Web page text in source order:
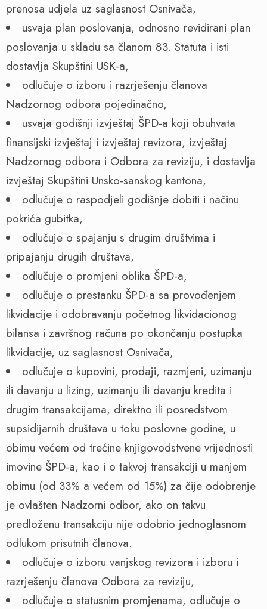
prenosa udjela uz saglasnost Osnivača,
usvaja plan poslovanja, odnosno revidirani plan
poslovanja u skladu sa članom 83. Statuta i isti
dostavlja Skupštini USK-a,
odlučuje o izboru i razrješenju članova
Nadzornog odbora pojedinačno,
usvaja godišnji izvještaj ŠPD-a koji obuhvata
finansijski izvještaj i izvještaj revizora, izvještaj
Nadzornog odbora i Odbora za reviziju, i dostavlja
izvještaj Skupštini Unsko-sanskog kantona,
odlučuje o raspodjeli godišnje dobiti i načinu
pokrića gubitka,
odlučuje o spajanju s drugim društvima i
pripajanju drugih društava,
odlučuje o promjeni oblika ŠPD-a,
odlučuje o prestanku ŠPD-a sa provođenjem
likvidacije i odobravanju početnog likvidacionog
bilansa i završnog računa po okončanju postupka
likvidacije, uz saglasnost Osnivača,
odlučuje o kupovini, prodaji, razmjeni, uzimanju
ili davanju u lizing, uzimanju ili davanju kredita i
drugim transakcijama, direktno ili posredstvom
supsidijarnih društava u toku poslovne godine, u
obimu većem od trećine knjigovodstvene vrijednosti
imovine ŠPD-a, kao i o takvoj transakciji u manjem
obimu (od 33% a većem od 15%) za čije odobrenje
je ovlašten Nadzorni odbor, ako on takvu
predloženu transakciju nije odobrio jednoglasnom
odlukom prisutnih članova.
odlučuje o izboru vanjskog revizora i izboru i
razrješenju članova Odbora za reviziju,
odlučuje o statusnim promjenama, odlučuje o